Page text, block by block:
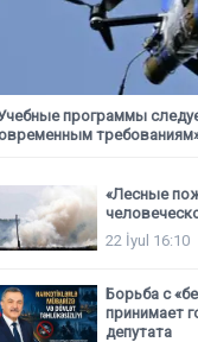
программы
«Лесные
22 İyul 16:10
Борьба с
принимает
депутата